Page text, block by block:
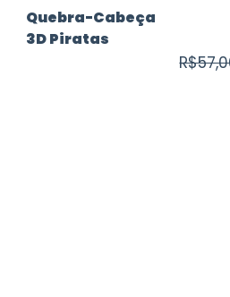
Quebra-Cabeça
3D Piratas